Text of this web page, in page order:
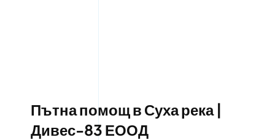
Пътна помощ в Суха река |
Дивес-83 ЕООД